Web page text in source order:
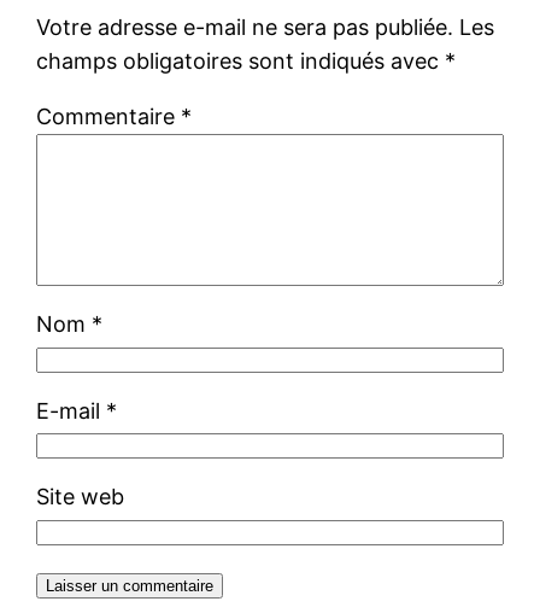
Votre adresse e-mail ne sera pas publiée. Les
champs obligatoires sont indiqués avec *
Commentaire *
Nom *
E-mail *
Site web